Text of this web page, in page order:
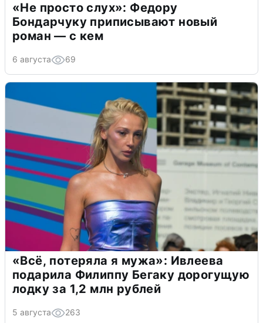
«Не просто слух»: Федору
Бондарчуку приписывают новый
роман — с кем
6 августа 69
«Всё, потеряла я мужа»: Ивлеева
подарила Филиппу Бегаку дорогущую
лодку за 1,2 млн рублей
5 августа 263